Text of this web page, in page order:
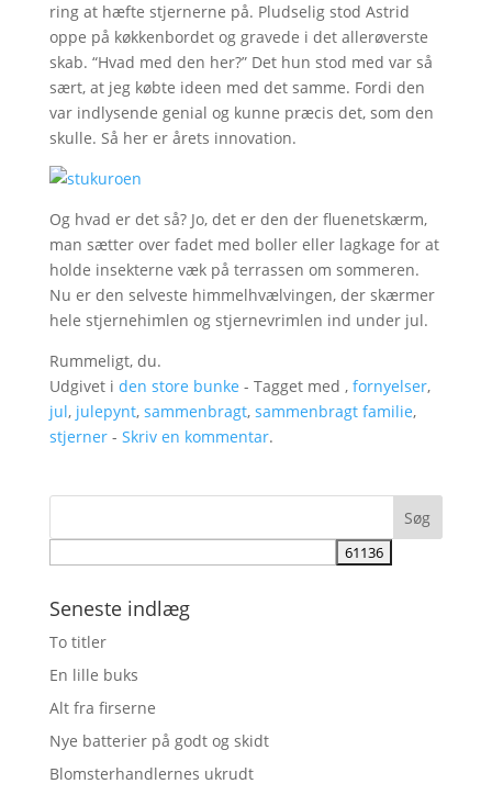
ring at hæfte stjernerne på. Pludselig stod Astrid
oppe på køkkenbordet og gravede i det allerøverste
skab. “Hvad med den her?” Det hun stod med var så
sært, at jeg købte ideen med det samme. Fordi den
var indlysende genial og kunne præcis det, som den
skulle. Så her er årets innovation.
Og hvad er det så? Jo, det er den der fluenetskærm,
man sætter over fadet med boller eller lagkage for at
holde insekterne væk på terrassen om sommeren.
Nu er den selveste himmelhvælvingen, der skærmer
hele stjernehimlen og stjernevrimlen ind under jul.
Rummeligt, du.
Udgivet i den store bunke - Tagget med , fornyelser,
jul, julepynt, sammenbragt, sammenbragt familie,
stjerner- Skriv en kommentar.
Seneste indlæg
To titler
En lille buks
Alt fra firserne
Nye batterier på godt og skidt
Blomsterhandlernes ukrudt